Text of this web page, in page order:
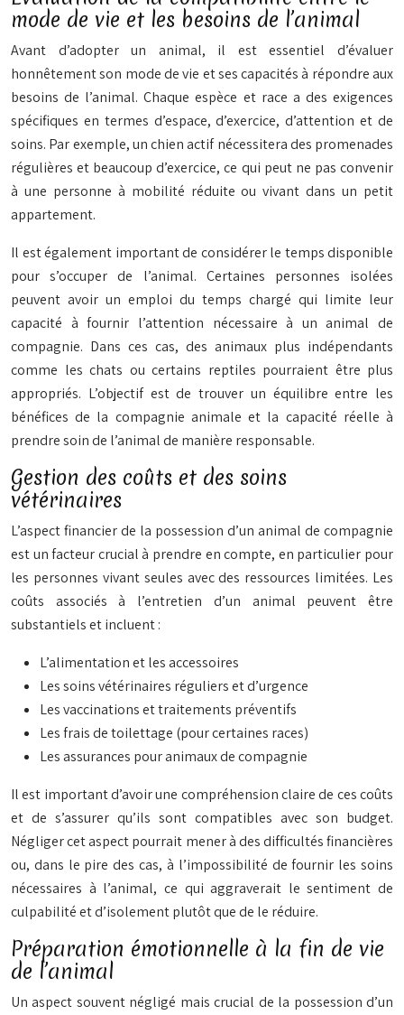
mode de vie et les besoins de l’animal
Avant d’adopter un animal, il est essentiel d’évaluer
honnêtement son mode de vie et ses capacités à répondre aux
besoins de l’animal. Chaque espèce et race a des exigences
spécifiques en termes d’espace, d’exercice, d’attention et de
soins. Par exemple, un chien actif nécessitera des promenades
régulières et beaucoup d’exercice, ce qui peut ne pas convenir
à une personne à mobilité réduite ou vivant dans un petit
appartement.
Il est également important de considérer le temps disponible
pour s’occuper de l’animal. Certaines personnes isolées
peuvent avoir un emploi du temps chargé qui limite leur
capacité à fournir l’attention nécessaire à un animal de
compagnie. Dans ces cas, des animaux plus indépendants
comme les chats ou certains reptiles pourraient être plus
appropriés. L’objectif est de trouver un équilibre entre les
bénéfices de la compagnie animale et la capacité réelle à
prendre soin de l’animal de manière responsable.
Gestion des coûts et des soins
vétérinaires
L’aspect financier de la possession d’un animal de compagnie
est un facteur crucial à prendre en compte, en particulier pour
les personnes vivant seules avec des ressources limitées. Les
coûts associés à l’entretien d’un animal peuvent être
substantiels et incluent :
L’alimentation et les accessoires
Les soins vétérinaires réguliers et d’urgence
Les vaccinations et traitements préventifs
Les frais de toilettage (pour certaines races)
Les assurances pour animaux de compagnie
Il est important d’avoir une compréhension claire de ces coûts
et de s’assurer qu’ils sont compatibles avec son budget.
Négliger cet aspect pourrait mener à des difficultés financières
ou, dans le pire des cas, à l’impossibilité de fournir les soins
nécessaires à l’animal, ce qui aggraverait le sentiment de
culpabilité et d’isolement plutôt que de le réduire.
Préparation émotionnelle à la fin de vie
de l’animal
Un aspect souvent négligé mais crucial de la possession d’un